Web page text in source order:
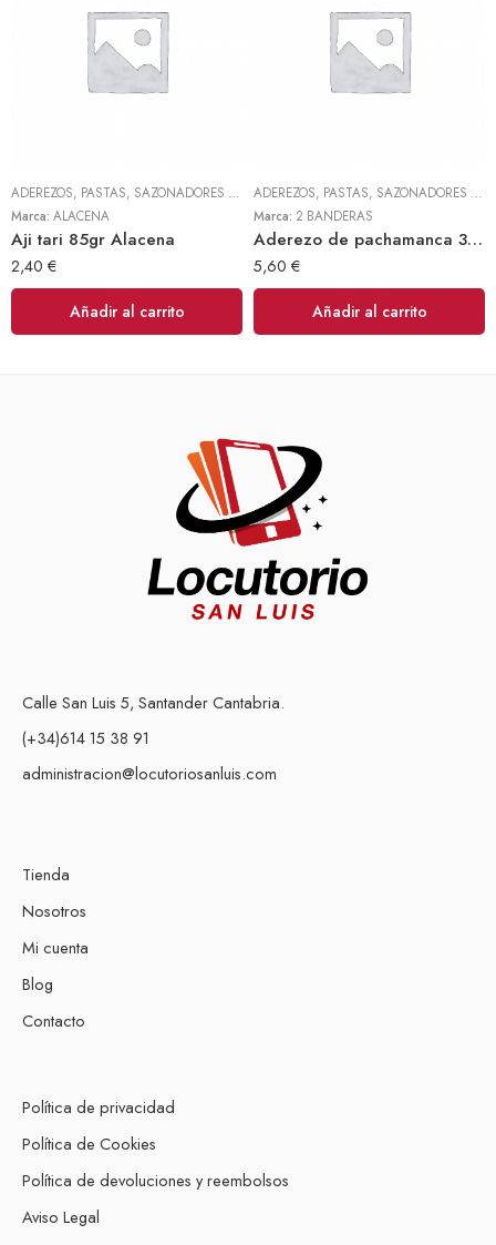
ADEREZOS, PASTAS, SAZONADORES Y CONDIMENTOS ,TODOS
Marca: ALACENA
Aji tari 85gr Alacena
2,40 €
Añadir al carrito
ADEREZOS, PASTAS, SAZONADORES Y CONDIMENTOS
Marca: 2 BANDERAS
Aderezo de pachamanca 300gr (2 Banderas)
5,60 €
Añadir al carrito
Calle San Luis 5, Santander Cantabria.
(+34)614 15 38 91
administracion@locutoriosanluis.com
Tienda
Nosotros
Mi cuenta
Blog
Contacto
Política de privacidad
Política de Cookies
Política de devoluciones y reembolsos
Aviso Legal